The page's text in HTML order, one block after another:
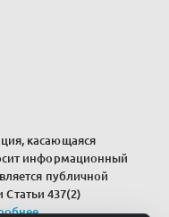
касающаяся
информационный
публичной
437(2)
.